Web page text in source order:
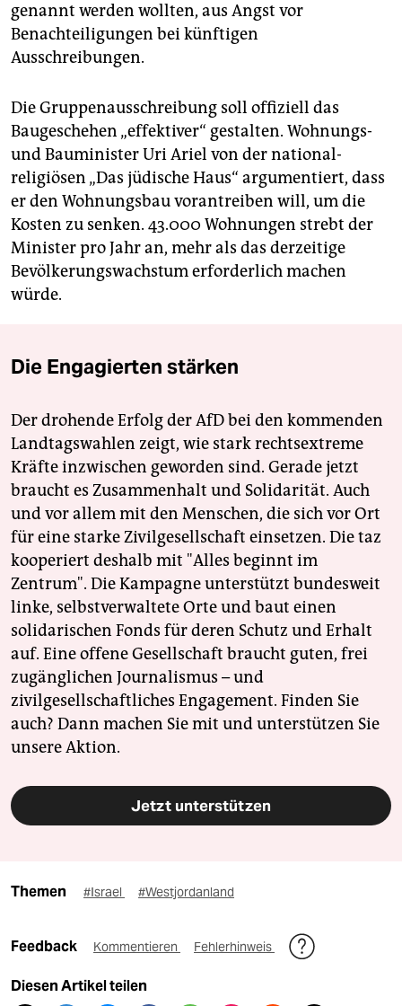
genannt werden wollten, aus Angst vor
Benachteiligungen bei künftigen
Ausschreibungen.
Die Gruppenausschreibung soll offiziell das
Baugeschehen „effektiver“ gestalten. Wohnungs-
und Bauminister Uri Ariel von der national-
religiösen „Das jüdische Haus“ argumentiert, dass
er den Wohnungsbau vorantreiben will, um die
Kosten zu senken. 43.000 Wohnungen strebt der
Minister pro Jahr an, mehr als das derzeitige
Bevölkerungswachstum erforderlich machen
würde.
Die Engagierten stärken
Der drohende Erfolg der AfD bei den kommenden
Landtagswahlen zeigt, wie stark rechtsextreme
Kräfte inzwischen geworden sind. Gerade jetzt
braucht es Zusammenhalt und Solidarität. Auch
und vor allem mit den Menschen, die sich vor Ort
für eine starke Zivilgesellschaft einsetzen. Die taz
kooperiert deshalb mit "Alles beginnt im
Zentrum". Die Kampagne unterstützt bundesweit
linke, selbstverwaltete Orte und baut einen
solidarischen Fonds für deren Schutz und Erhalt
auf. Eine offene Gesellschaft braucht guten, frei
zugänglichen Journalismus – und
zivilgesellschaftliches Engagement. Finden Sie
auch? Dann machen Sie mit und unterstützen Sie
unsere Aktion.
Jetzt unterstützen
Themen #Israel #Westjordanland
Feedback Kommentieren Fehlerhinweis
Diesen Artikel teilen